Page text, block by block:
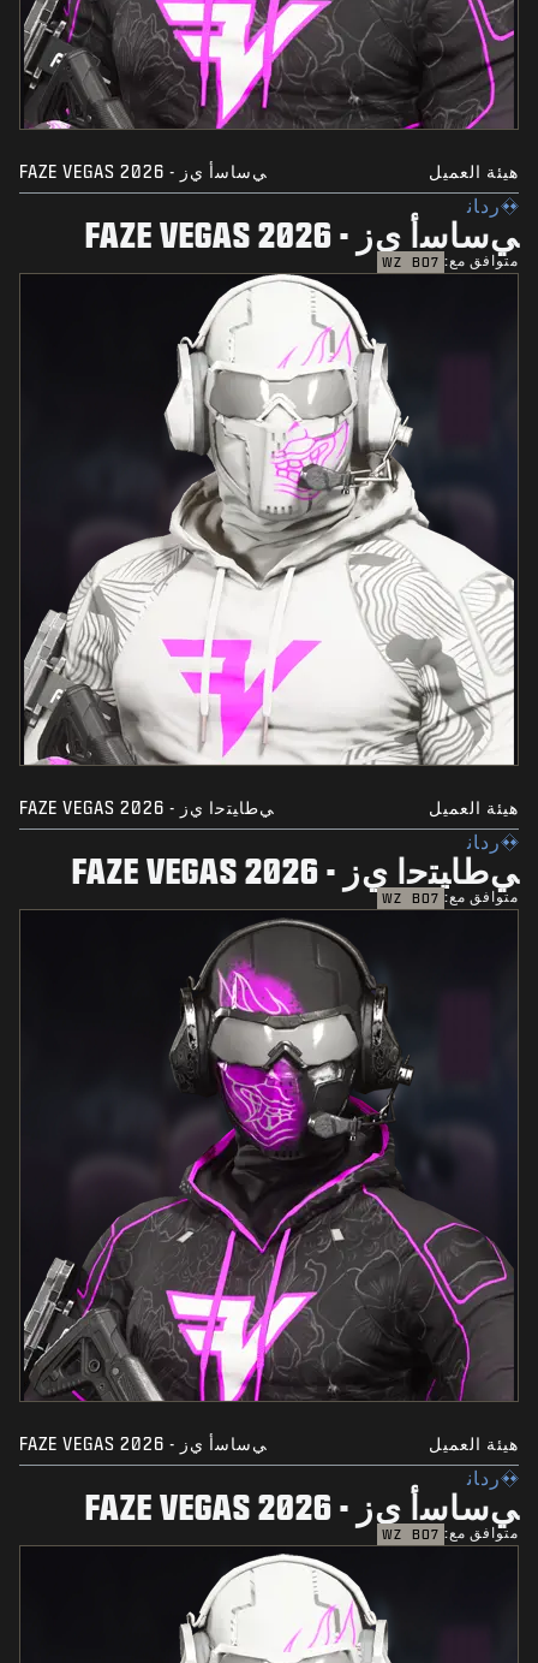
هيئة العميل ﻲﺳﺎﺳﺃ ﻱﺯ - FAZE VEGAS 2026
ﺭﺩﺎﻧ
ﻲﺳﺎﺳﺃ ﻱﺯ - FAZE VEGAS 2026
متوافق مع: BO7
WZ
هيئة العميل ﻲﻃﺎﻴﺘﺣﺍ ﻱﺯ - FAZE VEGAS 2026
ﺭﺩﺎﻧ
ﻲﻃﺎﻴﺘﺣﺍ ﻱﺯ - FAZE VEGAS 2026
متوافق مع: BO7
WZ
هيئة العميل ﻲﺳﺎﺳﺃ ﻱﺯ - FAZE VEGAS 2026
ﺭﺩﺎﻧ
ﻲﺳﺎﺳﺃ ﻱﺯ - FAZE VEGAS 2026
متوافق مع: BO7
WZ